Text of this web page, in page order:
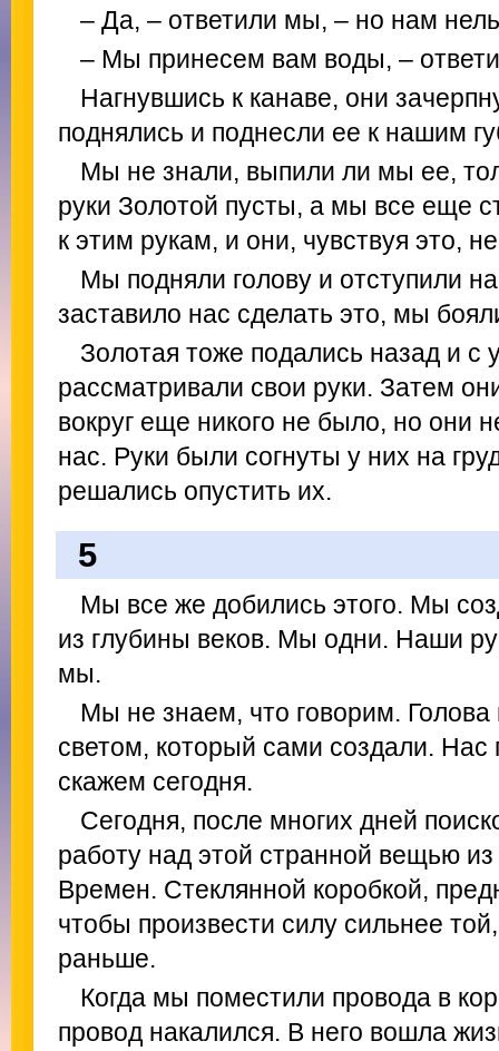
– Да, – ответили мы, – но нам
– Мы принесем вам воды, –
Нагнувшись к канаве, они
поднялись и поднесли ее к нашим
Мы не знали, выпили ли мы ее,
руки Золотой пусты, а мы все еще
к этим рукам, и они, чувствуя это,
Мы подняли голову и отступили
заставило нас сделать это, мы
Золотая тоже подались назад и с
рассматривали свои руки. Затем
вокруг еще никого не было, но они
нас. Руки были согнуты у них на
решались опустить их.
5
Мы все же добились этого. Мы
из глубины веков. Мы одни. Наши
мы.
Мы не знаем, что говорим.
светом, который сами создали. Нас
скажем сегодня.
Сегодня, после многих дней
работу над этой странной вещью
Времен. Стеклянной коробкой,
чтобы произвести силу сильнее
раньше.
Когда мы поместили провода в
провод накалился. В него вошла